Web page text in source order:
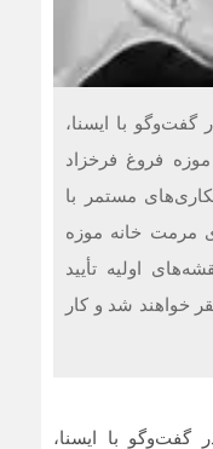
گفت‌وگو با ایسنا،
فروغ فرخزاد
مستمر با
مرمت خانه موزه
اولیه تأیید
خواهند شد و کار
گفت‌وگو با ایسنا،